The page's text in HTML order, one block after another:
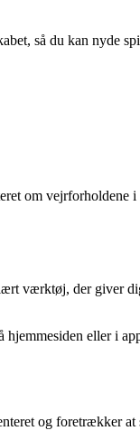
så du kan nyde
om
værktøj, der giver
eller i
og foretrækker